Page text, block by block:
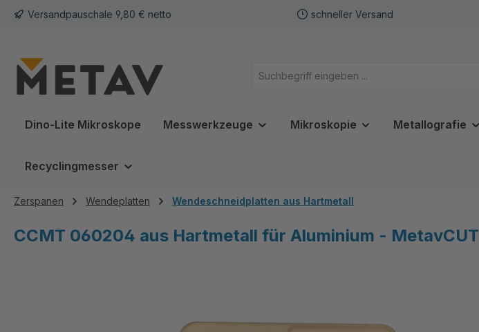
Zur Hauptnavigation springen
Versandpauschale 9,80 € netto schneller Versand
Dino-Lite Mikroskope Messwerkzeuge Mikroskopie Metallografie
Recyclingmesser
Zerspanen Wendeplatten Wendeschneidplatten aus Hartmetall
CCMT 060204 aus Hartmetall für Aluminium - MetavCUT